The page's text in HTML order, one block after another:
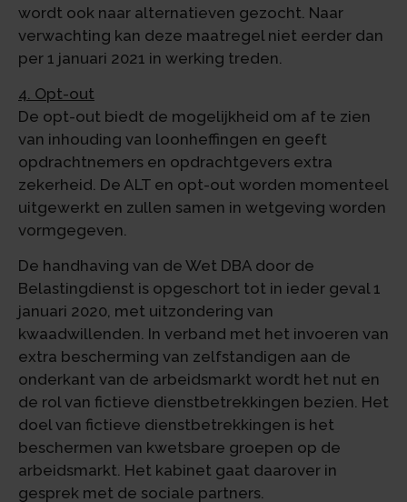
wordt ook naar alternatieven gezocht. Naar
verwachting kan deze maatregel niet eerder dan
per 1 januari 2021 in werking treden.
4. Opt-out
De opt-out biedt de mogelijkheid om af te zien
van inhouding van loonheffingen en geeft
opdrachtnemers en opdrachtgevers extra
zekerheid. De ALT en opt-out worden momenteel
uitgewerkt en zullen samen in wetgeving worden
vormgegeven.
De handhaving van de Wet DBA door de
Belastingdienst is opgeschort tot in ieder geval 1
januari 2020, met uitzondering van
kwaadwillenden. In verband met het invoeren van
extra bescherming van zelfstandigen aan de
onderkant van de arbeidsmarkt wordt het nut en
de rol van fictieve dienstbetrekkingen bezien. Het
doel van fictieve dienstbetrekkingen is het
beschermen van kwetsbare groepen op de
arbeidsmarkt. Het kabinet gaat daarover in
gesprek met de sociale partners.